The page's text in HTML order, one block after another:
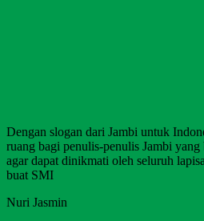
Dengan slogan dari Jambi untuk
ruang bagi penulis-penulis Jambi
agar dapat dinikmati oleh seluruh
buat SMI
Nuri Jasmin